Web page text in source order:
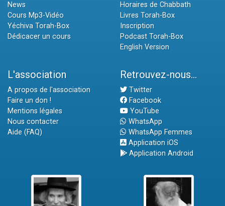
News
Cours Mp3-Vidéo
Yéchiva Torah-Box
Dédicacer un cours
Horaires de Chabbath
Livres Torah-Box
Inscription
Podcast Torah-Box
English Version
L'association
A propos de l'association
Faire un don !
Mentions légales
Nous contacter
Aide (FAQ)
Retrouvez-nous...
Twitter
Facebook
YouTube
WhatsApp
WhatsApp Femmes
Application iOS
Application Android